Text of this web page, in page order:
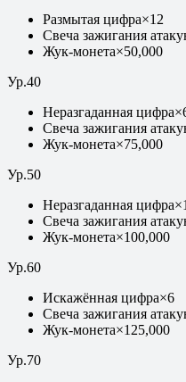
Размытая цифра×12
Свеча зажигания
Жук-монета×50,000
Ур.40
Неразгаданная цифра×
Свеча зажигания
Жук-монета×75,000
Ур.50
Неразгаданная цифра×
Свеча зажигания
Жук-монета×100,000
Ур.60
Искажённая цифра×6
Свеча зажигания
Жук-монета×125,000
Ур.70